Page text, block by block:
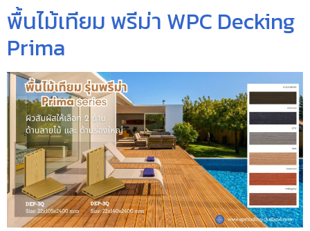
พื้นไม้เทียม พรีม่า WPC Decking
Prima